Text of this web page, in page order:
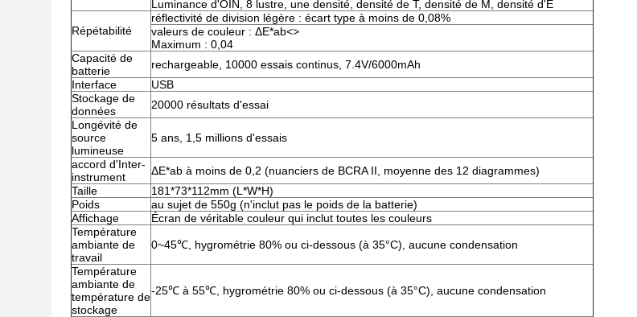
Luminance d'OIN, 8 lustre, une densité, densité de T, densité de M, densité d'E
Répétabilité
réflectivité de division légère : écart type à moins de 0,08%
valeurs de couleur : ΔE*ab<>
Maximum : 0,04
Capacité de
batterie
rechargeable, 10000 essais continus, 7.4V/6000mAh
Interface
USB
Stockage de
données
20000 résultats d'essai
Longévité de
source
lumineuse
5 ans, 1,5 millions d'essais
accord d'Inter-
instrument
ΔE*ab à moins de 0,2 (nuanciers de BCRA II, moyenne des 12 diagrammes)
Taille
181*73*112mm (L*W*H)
Poids
au sujet de 550g (n'inclut pas le poids de la batterie)
Affichage
Écran de véritable couleur qui inclut toutes les couleurs
Température
ambiante de
travail
0~45℃, hygrométrie 80% ou ci-dessous (à 35°C), aucune condensation
Température
ambiante de
température de
stockage
-25℃ à 55℃, hygrométrie 80% ou ci-dessous (à 35°C), aucune condensation